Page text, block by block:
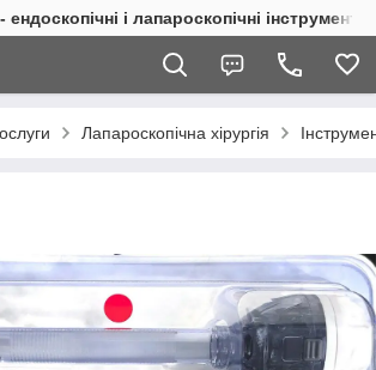
ендоскопічні і лапароскопічні інструменти
Лапароскопічна хірургія